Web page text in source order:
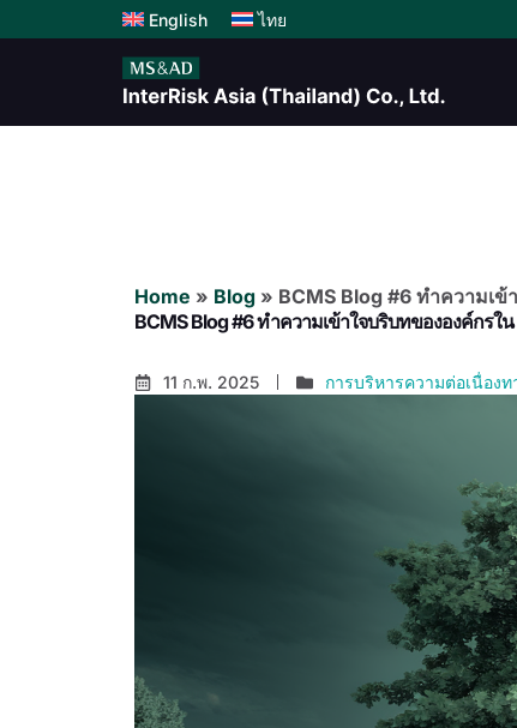
English ไทย
Home » Blog » BCMS Blog #6 ทำความเข้
BCMS Blog #6 ทำความเข้าใจบริบทขององค์กรใน
11 ก.พ. 2025 การบริหารความต่อเนื่องท